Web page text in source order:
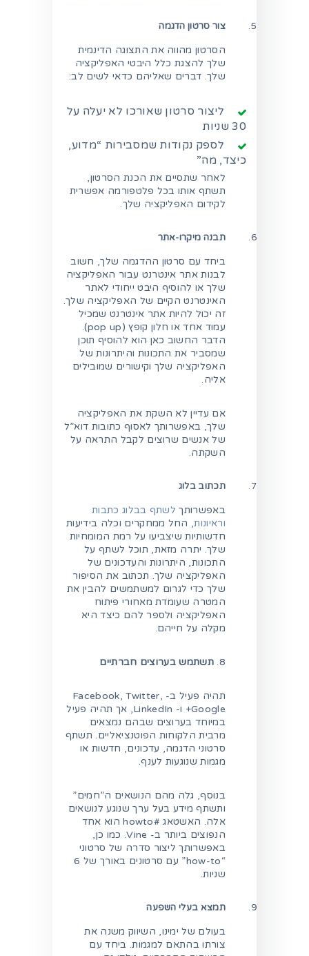
צור סרטון הדגמה
הסרטון מהווה את התצוגה הדינמית
שלך להצגת כלל היבטי האפליקציה
שלך. דברים שאליהם כדאי לשים לב:
ליצור סרטון שאורכו לא יעלה על
30 שניות
לספק נקודות שמסבירות “מדוע,
כיצד, מה”
לאחר שתסיים את הכנת הסרטון,
תשתף אותו בכל פלטפורמה אפשרית
לקידום האפליקציה שלך.
תבנה מיקרו-אתר
ביחד עם סרטון ההדגמה שלך, חשוב
לבנות אתר אינטרנט עבור האפליקציה
שלך או להוסיף היבט ייחודי לאתר
האינטרנט הקיים של האפליקציה שלך.
זה יכול להיות אתר אינטרנט שמכיל
עמוד אחד או חלון קופץ (pop up).
הדבר החשוב כאן הוא להוסיף תוכן
שמסביר את התכונות והיתרונות של
האפליקציה שלך וקישורים שמובילים
אליה.
אם עדיין לא השקת את האפליקציה
שלך, באפשרותך לאסוף כתובות דוא”ל
של אנשים שרוצים לקבל התראה על
השקתה.
תכתוב בלוג
באפשרותך לשתף בבלוג כתבות
וראיונות, החל ממחקרים וכלה בידיעות
חדשותיות שיצביעו על רמת המומחיות
שלך. יתרה מזאת, תוכל לשתף על
התכונות, היתרונות והעדכונים של
האפליקציה שלך. תכתוב את הסיפור
שלך כדי לגרום למשתמשים להבין את
המטרה שעומדת מאחורי פיתוח
האפליקציה ולספר להם כיצד היא
מקלה על חייהם.
8. תשתמש בערוצים חברתיים
תהיה פעיל ב- Facebook, Twitter,
Google+ ו- LinkedIn, אך תהיה פעיל
במיוחד בערוצים שבהם נמצאים
מרבית הלקוחות הפוטנציאליים. תשתף
סרטוני הדגמה, עדכונים, חדשות או
מגמות שנוגעות לענף.
בנוסף, גלה מהם הנושאים ה”חמים”
ותשתף מידע בעל ערך שנוגע לנושאים
אלה. האשטאג #howto הוא אחד
הנפוצים ביותר ב- Vine. כמו כן,
באפשרותך ליצור סדרה של סרטוני
“how-to” עם סרטונים באורך של 6
שניות.
תמצא בעלי השפעה
בעולם של ימינו, השיווק משנה את
צורתו בהתאם למגמות. ביחד עם